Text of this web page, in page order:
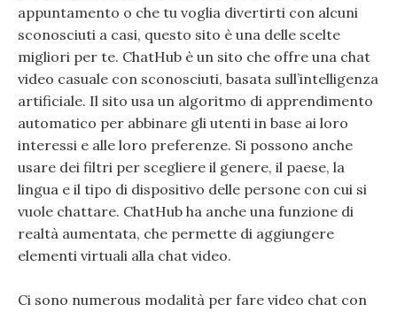
appuntamento o che tu voglia divertirti con alcuni
sconosciuti a casi, questo sito è una delle scelte
migliori per te. ChatHub è un sito che offre una chat
video casuale con sconosciuti, basata sull’intelligenza
artificiale. Il sito usa un algoritmo di apprendimento
automatico per abbinare gli utenti in base ai loro
interessi e alle loro preferenze. Si possono anche
usare dei filtri per scegliere il genere, il paese, la
lingua e il tipo di dispositivo delle persone con cui si
vuole chattare. ChatHub ha anche una funzione di
realtà aumentata, che permette di aggiungere
elementi virtuali alla chat video.
Ci sono numerous modalità per fare video chat con